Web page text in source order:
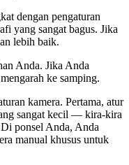
dengan pengaturan
yang sangat bagus. Jika
lebih baik.
Anda. Jika Anda
ke samping.
kamera. Pertama, atur
sangat kecil — kira-kira
ponsel Anda, Anda
manual khusus untuk